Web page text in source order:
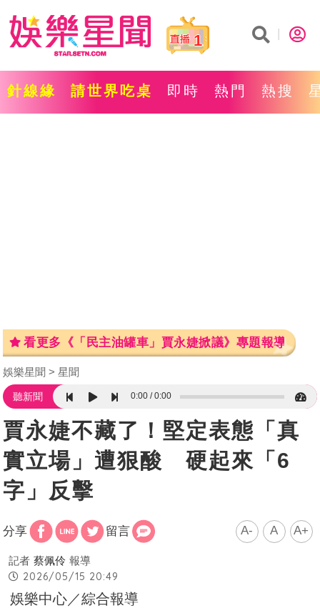
1
針線緣 請世界吃桌 即時 熱門 熱搜
看更多《「民主油罐車」賈永婕掀議》專題報導
娛樂星聞 星聞
聽新聞 0:00 0:00
賈永婕不藏了！堅定表態「真
實立場」遭狠酸 硬起來「6
字」反擊
分享 留言 A- A A+
記者 蔡佩伶 報導
2026/05/15 20:49
娛樂中心／綜合報導